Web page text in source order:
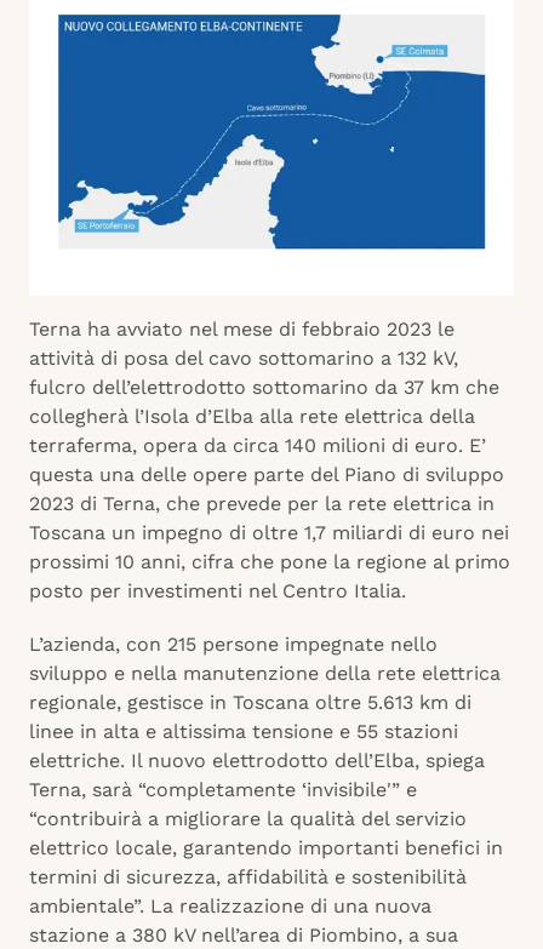
Terna ha avviato nel mese di febbraio 2023 le
attività di posa del cavo sottomarino a 132 kV,
fulcro dell’elettrodotto sottomarino da 37 km che
collegherà l’Isola d’Elba alla rete elettrica della
terraferma, opera da circa 140 milioni di euro. E’
questa una delle opere parte del Piano di sviluppo
2023 di Terna, che prevede per la rete elettrica in
Toscana un impegno di oltre 1,7 miliardi di euro nei
prossimi 10 anni, cifra che pone la regione al primo
posto per investimenti nel Centro Italia.
L’azienda, con 215 persone impegnate nello
sviluppo e nella manutenzione della rete elettrica
regionale, gestisce in Toscana oltre 5.613 km di
linee in alta e altissima tensione e 55 stazioni
elettriche. Il nuovo elettrodotto dell’Elba, spiega
Terna, sarà “completamente ‘invisibile'” e
“contribuirà a migliorare la qualità del servizio
elettrico locale, garantendo importanti benefici in
termini di sicurezza, affidabilità e sostenibilità
ambientale”. La realizzazione di una nuova
stazione a 380 kV nell’area di Piombino, a sua